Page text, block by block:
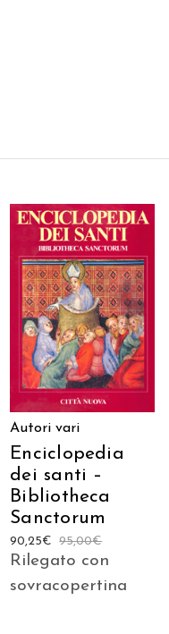
AGGIUNGI AL
CARRELLO
Autori vari
Enciclopedia
dei santi –
Bibliotheca
Sanctorum
95,00€
90,25€
Rilegato con
sovracopertina